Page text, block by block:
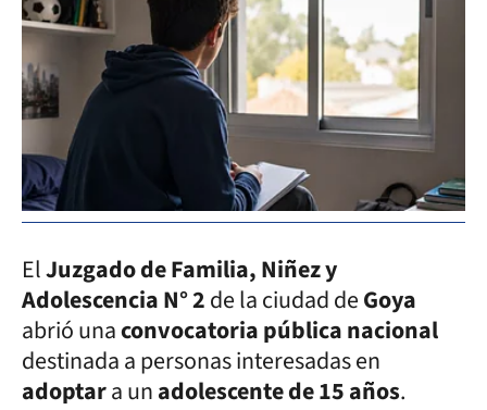
ElJuzgado de Familia, Niñez y
Adolescencia N° 2de la ciudad deGoya
abrió unaconvocatoria pública nacional
destinada a personas interesadas en
adoptara unadolescente de 15 años.